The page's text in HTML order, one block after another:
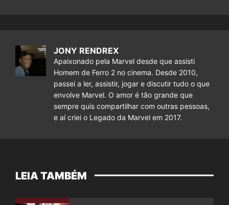
JONY RENDREX
Apaixonado pela Marvel desde que assisti
Homem de Ferro 2 no cinema. Desde 2010,
passei a ler, assistir, jogar e discutir tudo o que
envolve Marvel. O amor é tão grande que
sempre quis compartilhar com outras pessoas,
e aí criei o Legado da Marvel em 2017.
LEIA TAMBÉM